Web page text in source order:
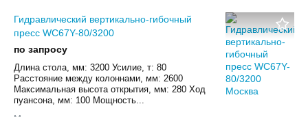
Гидравлический вертикально-гибочный
пресс WC67Y-80/3200
по запросу
Длина стола, мм: 3200 Усилие, т: 80
Расстояние между колоннами, мм: 2600
Максимальная высота открытия, мм: 280 Ход
пуансона, мм: 100 Мощность...